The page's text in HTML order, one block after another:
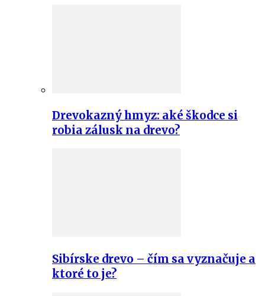
Drevokazný hmyz: aké škodce si
robia zálusk na drevo?
Sibírske drevo – čím sa vyznačuje a
ktoré to je?